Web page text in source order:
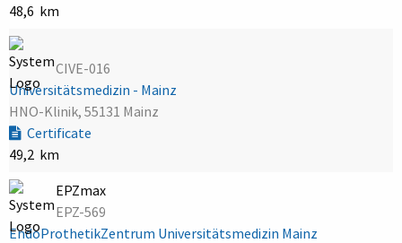
48,6 km
CIVE-016
Universitätsmedizin - Mainz
HNO-Klinik, 55131 Mainz
Certificate
49,2 km
EPZmax
EPZ-569
EndoProthetikZentrum Universitätsmedizin Mainz